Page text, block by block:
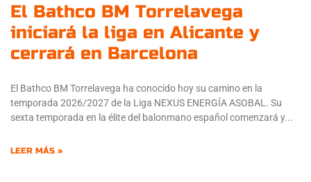
El Bathco BM Torrelavega
iniciará la liga en Alicante y
cerrará en Barcelona
El Bathco BM Torrelavega ha conocido hoy su camino en la
temporada 2026/2027 de la Liga NEXUS ENERGÍA ASOBAL. Su
sexta temporada en la élite del balonmano español comenzará y
LEER MÁS »